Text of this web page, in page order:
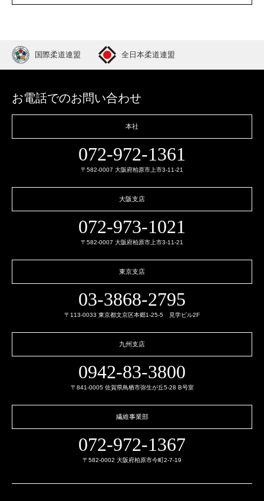
国際柔道連盟 全日本柔道連盟
お電話でのお問い合わせ
本社
072-972-1361
〒582-0007 大阪府柏原市上市3-11-21
大阪支店
072-973-1021
〒582-0007 大阪府柏原市上市3-11-21
東京支店
03-3868-2795
〒113-0033 東京都文京区本郷1-25-5 見学ビル2F
九州支店
0942-83-3800
〒841-0005 佐賀県鳥栖市弥生が丘5-28 B号室
繊維事業部
072-972-1367
〒582-0002 大阪府柏原市今町2-7-19